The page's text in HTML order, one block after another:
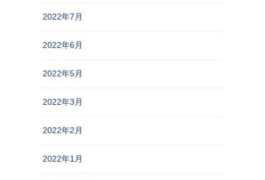
2022年7月
2022年6月
2022年5月
2022年3月
2022年2月
2022年1月